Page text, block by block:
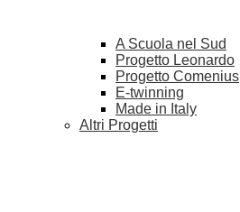
A Scuola nel Sud
Progetto Leonardo
Progetto Comenius
E-twinning
Made in Italy
Altri Progetti